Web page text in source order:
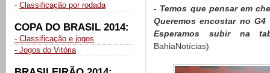
- Classificação por rodada
COPA DO BRASIL 2014:
- Classificação e jogos
- Jogos do Vitória
- Temos que pensar em
Queremos encostar no
Esperamos subir na
BahiaNotícias)